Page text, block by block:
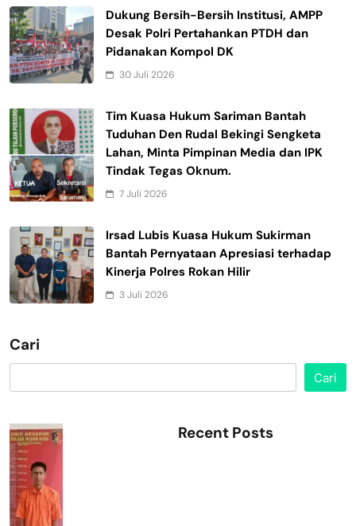
Dukung Bersih-Bersih Institusi, AMPP
Desak Polri Pertahankan PTDH dan
Pidanakan Kompol DK
30 Juli 2026
Tim Kuasa Hukum Sariman Bantah
Tuduhan Den Rudal Bekingi Sengketa
Lahan, Minta Pimpinan Media dan IPK
Tindak Tegas Oknum.
7 Juli 2026
Irsad Lubis Kuasa Hukum Sukirman
Bantah Pernyataan Apresiasi terhadap
Kinerja Polres Rokan Hilir
3 Juli 2026
Cari
Cari
Recent Posts